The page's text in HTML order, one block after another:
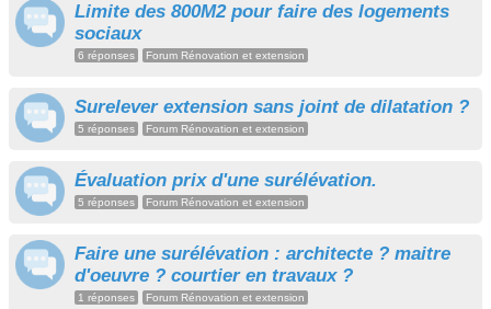
Limite des 800M2 pour faire des logements
sociaux
6 réponses Forum Rénovation et extension
Surelever extension sans joint de dilatation ?
5 réponses Forum Rénovation et extension
Évaluation prix d'une surélévation.
5 réponses Forum Rénovation et extension
Faire une surélévation : architecte ? maitre
d'oeuvre ? courtier en travaux ?
1 réponses Forum Rénovation et extension